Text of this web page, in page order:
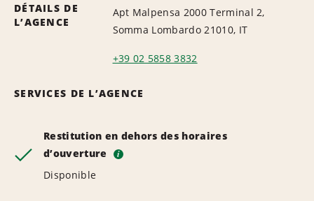
DÉTAILS DE
L’AGENCE
Apt Malpensa 2000 Terminal 2,
Somma Lombardo 21010, IT
+39 02 5858 3832
SERVICES DE L’AGENCE
Restitution en dehors des horaires
d’ouverture
i
Disponible